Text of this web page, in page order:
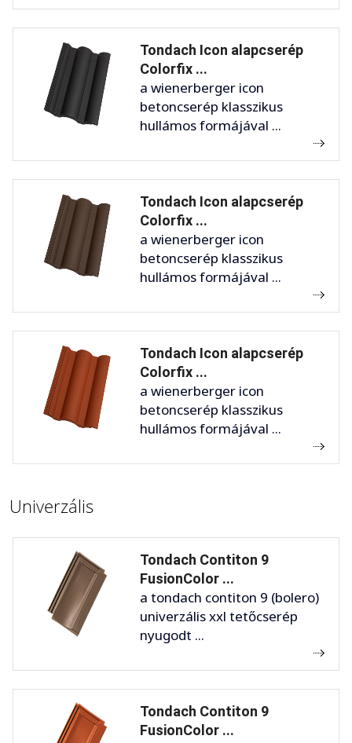
Tondach Icon alapcserép
Colorfix ...
a wienerberger icon
betoncserép klasszikus
hullámos formájával ...
Tondach Icon alapcserép
Colorfix ...
a wienerberger icon
betoncserép klasszikus
hullámos formájával ...
Tondach Icon alapcserép
Colorfix ...
a wienerberger icon
betoncserép klasszikus
hullámos formájával ...
Univerzális
Tondach Contiton 9
FusionColor ...
a tondach contiton 9 (bolero)
univerzális xxl tetőcserép
nyugodt ...
Tondach Contiton 9
FusionColor ...